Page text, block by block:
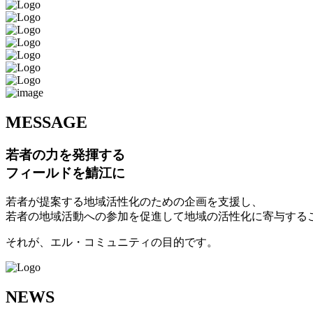
MESSAGE
若者の力を発揮する
フィールドを鯖江に
若者が提案する地域活性化のための企画を支援し、
若者の地域活動への参加を促進して地域の活性化に寄与する
それが、エル・コミュニティの目的です。
NEWS